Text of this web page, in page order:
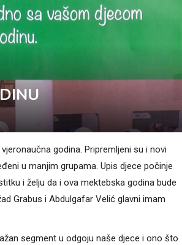
godina. Pripremljeni su i novi
u manjim grupama. Upis djece počinje
i želju da i ova mektebska godina bude
Grabus i Abdulgafar Velić glavni imam
segment u odgoju naše djece i ono što